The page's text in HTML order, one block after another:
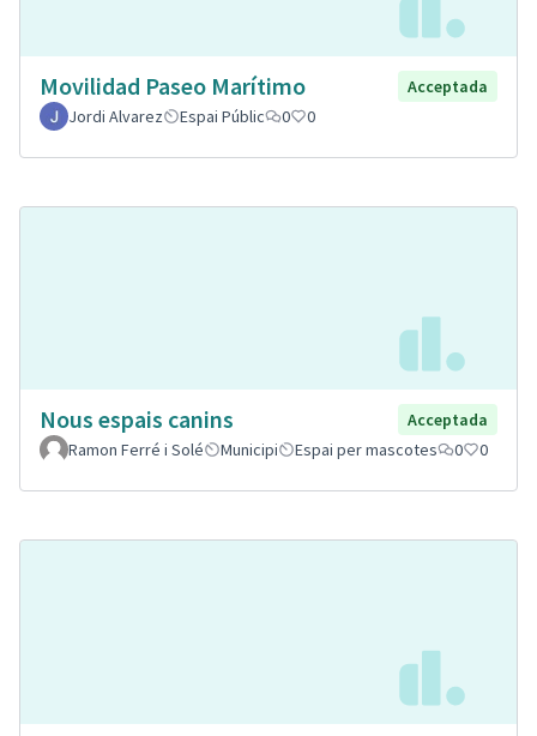
Movilidad Paseo Marítimo
Acceptada
Jordi Alvarez
Espai Públic 0 0
Nous espais canins
Acceptada
Ramon Ferré i Solé
Municipi Espai per mascotes 0 0